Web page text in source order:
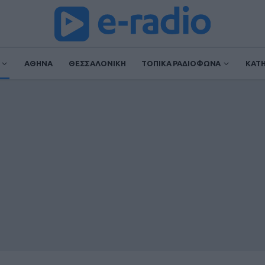
ΑΘΗΝΑ ΘΕΣΣΑΛΟΝΙΚΗ ΤΟΠΙΚΑ ΡΑΔΙΟΦΩΝΑ